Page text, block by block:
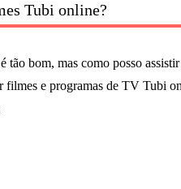
Tubi online?
tão bom, mas como posso assistir
filmes e programas de TV Tubi